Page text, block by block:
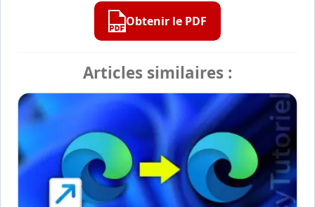
Obtenir le PDF
Articles similaires :